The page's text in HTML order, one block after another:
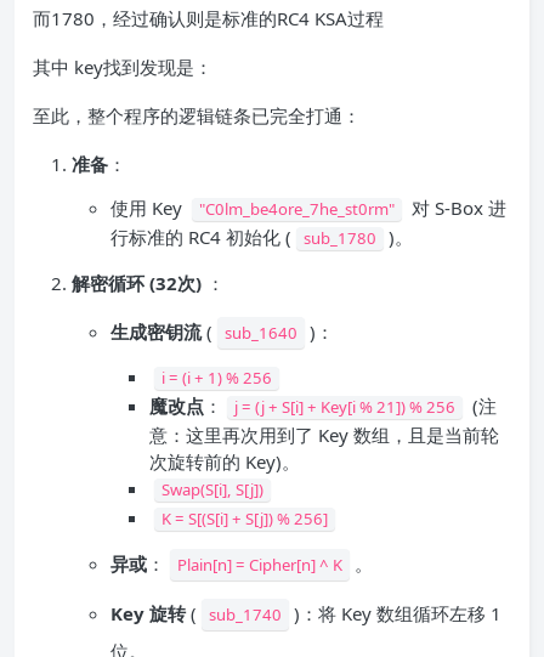
而1780，经过确认则是标准的RC4 KSA过程
其中 key找到发现是：
至此，整个程序的逻辑链条已完全打通：
准备 ：
使用 Key
"C0lm_be4ore_7he_st0rm"
​ 对 S-Box 进
行标准的 RC4 初始化 (
sub_1780
)。
解密循环 (32次) ：
生成密钥流( sub_1640 )：
i = (i + 1) % 256
魔改点 ​： j = (j + S[i] + Key[i % 21]) % 256
(注
意：这里再次用到了 Key 数组，且是当前轮
次旋转前的 Key)。
Swap(S[i], S[j])
K = S[(S[i] + S[j]) % 256]
异或 ​： Plain[n] = Cipher[n] ^ K 。
Key 旋转( sub_1740
)：将 Key 数组循环左移 1
位。